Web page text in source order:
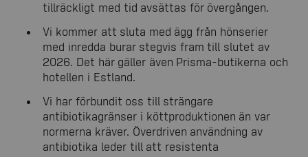
tillräckligt med tid avsättas för övergången.
Vi kommer att sluta med ägg från hönserier
med inredda burar stegvis fram till slutet av
2026. Det här gäller även Prisma-butikerna och
hotellen i Estland.
Vi har förbundit oss till strängare
antibiotikagränser i köttproduktionen än var
normerna kräver. Överdriven användning av
antibiotika leder till att resistenta